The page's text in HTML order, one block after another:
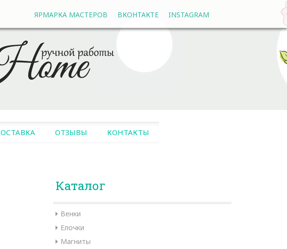
INSTAGRAM
ВКОНТАКТЕ
ЯРМАРКА МАСТЕРОВ
ОТЗЫВЫ КОНТАКТЫ
Каталог
Венки
Елочки
Магниты